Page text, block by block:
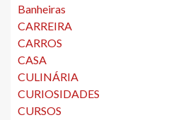
Banheiras
CARREIRA
CARROS
CASA
CULINÁRIA
CURIOSIDADES
CURSOS